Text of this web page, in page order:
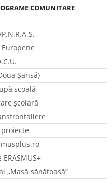
COMUNITARE
Șansă)
școală
școlară
„Masă sănătoasă”